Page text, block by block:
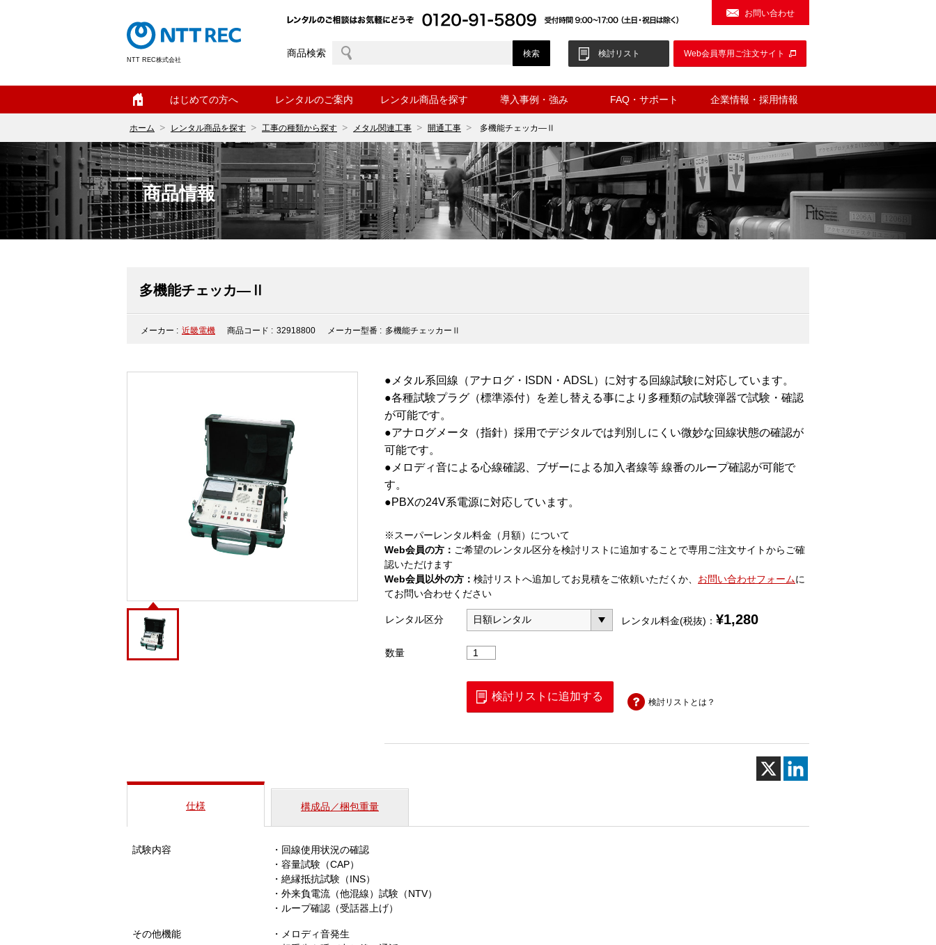
NTT REC株式会社
お問い合わせ
商品検索 検討リスト Web会員専用ご注文サイト
はじめての方へ レンタルのご案内 レンタル商品を探す 導入事例・強み FAQ・サポート 企業情報・採用情報
ホーム レンタル商品を探す 工事の種類から探す メタル関連工事 開通工事 多機能チェッカ―Ⅱ
商品情報
多機能チェッカ―Ⅱ
メーカー : 近畿電機 商品コード : 32918800 メーカー型番 : 多機能チェッカーⅡ
●メタル系回線（アナログ・ISDN・ADSL）に対する回線試験に対応しています。
●各種試験プラグ（標準添付）を差し替える事により多種類の試験弾器で試験・確認
が可能です。
●アナログメータ（指針）採用でデジタルでは判別しにくい微妙な回線状態の確認が
可能です。
●メロディ音による心線確認、ブザーによる加入者線等 線番のループ確認が可能で
す。
●PBXの24V系電源に対応しています。
※スーパーレンタル料金（月額）について
Web会員の方： ご希望のレンタル区分を検討リストに追加することで専用ご注文サイトからご確
認いただけます
Web会員以外の方： 検討リストへ追加してお見積をご依頼いただくか、 お問い合わせフォームに
てお問い合わせください
レンタル区分 レンタル料金(税抜)： ¥1,280
数量
多
能
ェ
検討リストに追加する 検討リストとは？
仕様 構成品／梱包重量
試験内容
・回線使用状況の確認
・容量試験（CAP）
・絶縁抵抗試験（INS）
・外来負電流（他混線）試験（NTV）
・ループ確認（受話器上げ）
その他機能
・メロディ音発生